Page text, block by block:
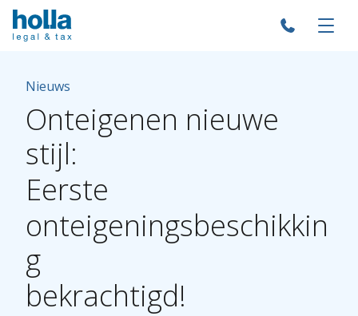
Nieuws
Onteigenen nieuwe
stijl:
Eerste
onteigeningsbeschikkin
g
bekrachtigd!